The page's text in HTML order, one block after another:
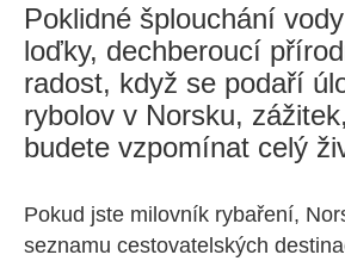
Poklidné šplouchání
loďky, dechberoucí
radost, když se podaří
rybolov v Norsku,
budete vzpomínat celý
Pokud jste milovník rybaření,
seznamu cestovatelských